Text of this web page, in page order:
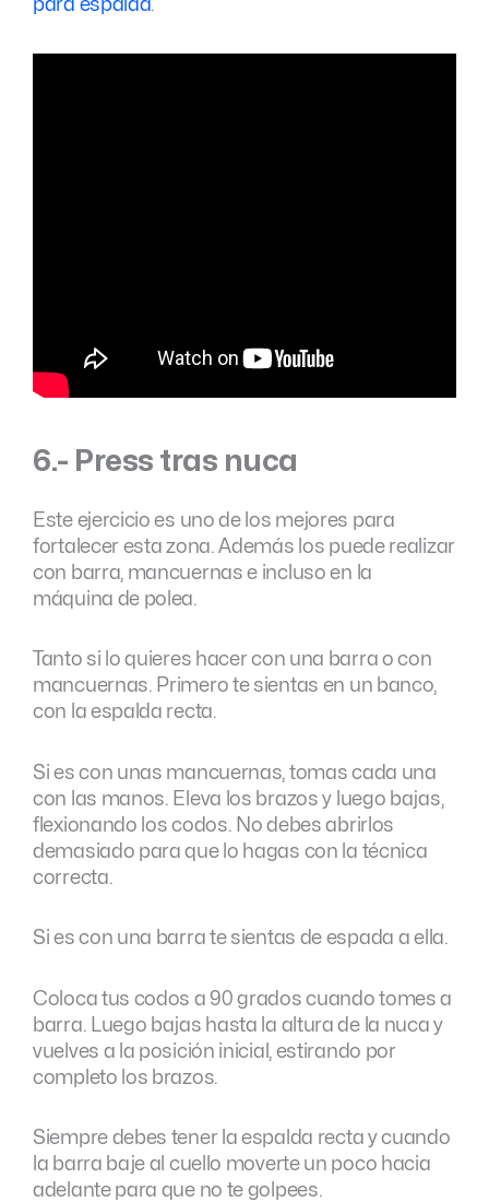
para espalda.
6.- Press tras nuca
Este ejercicio es uno de los mejores para
fortalecer esta zona. Además los puede realizar
con barra, mancuernas e incluso en la
máquina de polea.
Tanto si lo quieres hacer con una barra o con
mancuernas. Primero te sientas en un banco,
con la espalda recta.
Si es con unas mancuernas, tomas cada una
con las manos. Eleva los brazos y luego bajas,
flexionando los codos. No debes abrirlos
demasiado para que lo hagas con la técnica
correcta.
Si es con una barra te sientas de espada a ella.
Coloca tus codos a 90 grados cuando tomes a
barra. Luego bajas hasta la altura de la nuca y
vuelves a la posición inicial, estirando por
completo los brazos.
Siempre debes tener la espalda recta y cuando
la barra baje al cuello moverte un poco hacia
adelante para que no te golpees.